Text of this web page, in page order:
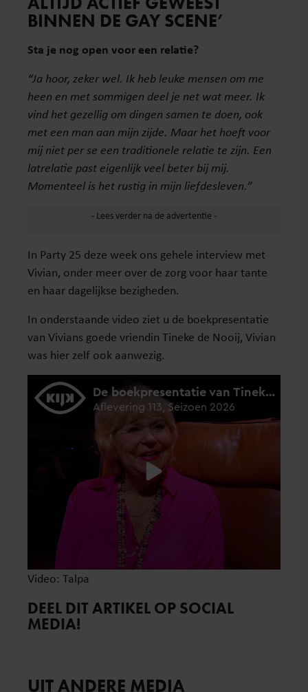
BINNEN DE GAY SCENE’
Sta je nog open voor een relatie?
“Ja hoor, zeker wel. Ik heb leuke mensen om me
heen en met sommigen deel je net wat meer. Ik
vind het gezellig om dingen samen te doen, ook
met een man aan mijn zijde. Maar het hoeft voor
mij niet per se een traditionele relatie te zijn. Een
latrelatie past eigenlijk veel beter bij mij.
Momenteel is het rustig in mijn liefdesleven.”
In Party 25 deze week ons gehele interview met
Vivian, onder meer over de zorg voor haar tante
en haar dagelijkse bezigheden.
In onderstaande video ziet u de boekpresentatie
van Vivians goede vriendin Tineke de Nooij, Vivian
was hier zelf ook aanwezig.
Video: Talpa
DEEL DIT ARTIKEL OP SOCIAL
MEDIA!
UIT ANDERE MEDIA